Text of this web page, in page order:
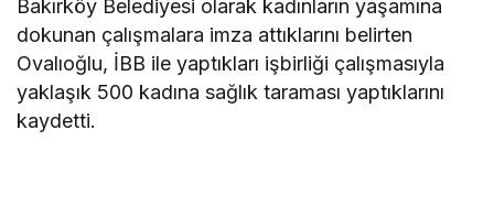
Bakırköy Belediyesi olarak kadınların yaşamına
dokunan çalışmalara imza attıklarını belirten
Ovalıoğlu, İBB ile yaptıkları işbirliği çalışmasıyla
yaklaşık 500 kadına sağlık taraması yaptıklarını
kaydetti.